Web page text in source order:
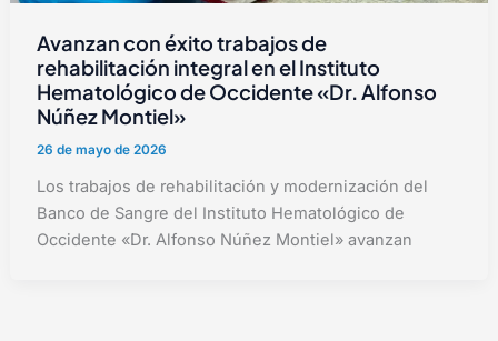
Avanzan con éxito trabajos de
rehabilitación integral en el Instituto
Hematológico de Occidente «Dr. Alfonso
Núñez Montiel»
26 de mayo de 2026
Los trabajos de rehabilitación y modernización del
Banco de Sangre del Instituto Hematológico de
Occidente «Dr. Alfonso Núñez Montiel» avanzan